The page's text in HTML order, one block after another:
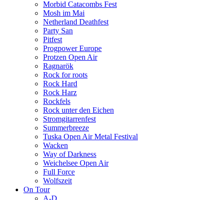
Morbid Catacombs Fest
Mosh im Mai
Netherland Deathfest
Party San
Pitfest
Progpower Europe
Protzen Open Air
Ragnarök
Rock for roots
Rock Hard
Rock Harz
Rockfels
Rock unter den Eichen
Stromgitarrenfest
Summerbreeze
Tuska Open Air Metal Festival
Wacken
Way of Darkness
Weichelsee Open Air
Full Force
Wolfszeit
On Tour
A-D